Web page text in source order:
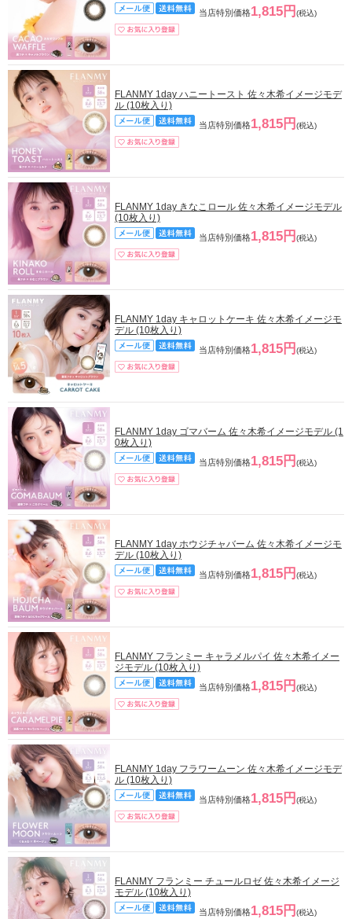
当店特別価格1,815円 (税込)
FLANMY 1day ハニートースト 佐々木希イメージモデ
ル (10枚入り)
当店特別価格1,815円 (税込)
FLANMY 1day きなこロール 佐々木希イメージモデル
(10枚入り)
当店特別価格1,815円 (税込)
FLANMY 1day キャロットケーキ 佐々木希イメージモ
デル (10枚入り)
当店特別価格1,815円 (税込)
FLANMY 1day ゴマバーム 佐々木希イメージモデル (1
0枚入り)
当店特別価格1,815円 (税込)
FLANMY 1day ホウジチャバーム 佐々木希イメージモ
デル (10枚入り)
当店特別価格1,815円 (税込)
FLANMY フランミー キャラメルパイ 佐々木希イメー
ジモデル (10枚入り)
当店特別価格1,815円 (税込)
FLANMY 1day フラワームーン 佐々木希イメージモデ
ル (10枚入り)
当店特別価格1,815円 (税込)
FLANMY フランミー チュールロゼ 佐々木希イメージ
モデル (10枚入り)
当店特別価格1,815円 (税込)